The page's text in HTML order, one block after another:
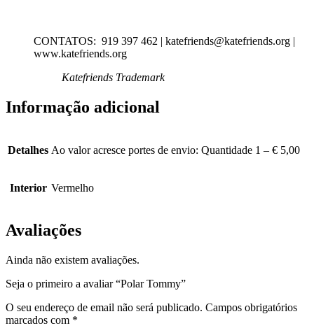
CONTATOS: 919 397 462 | katefriends@katefriends.org |
www.katefriends.org
Katefriends Trademark
Informação adicional
Detalhes Ao valor acresce portes de envio: Quantidade 1 – € 5,00
Interior Vermelho
Avaliações
Ainda não existem avaliações.
Seja o primeiro a avaliar “Polar Tommy”
O seu endereço de email não será publicado. Campos obrigatórios
marcados com *